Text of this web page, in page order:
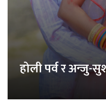
होली पर्व र अन्जु-